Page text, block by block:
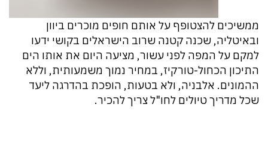
ממשיכים להצטופף על אותם חופים מוכרים ביוון
ובאיטליה, שכנה קטנה שרוב הישראלים בקושי ידעו
למקם על המפה לפני עשור, מציעה היום את אותו הים
התיכון הכחול-טורקיז, במחיר נמוך משמעותית, וללא
ההמונים. אלבניה, ולא בטעות, הופכת בהדרגה ליעד
שכל מדריך טיולים לחו"ל צריך להכיר.